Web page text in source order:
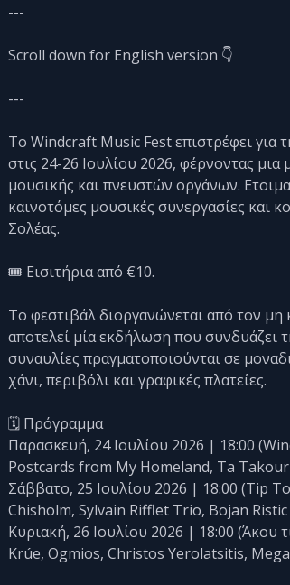
---
Scroll down for English version 👇
---
Το Windcraft Music Fest επιστρέφει για
στις 24-26 Ιουλίου 2026, φέρνοντας
μουσικής και πνευστών οργάνων.
καινοτόμες μουσικές συνεργασίες και
Σολέας.
🎟️ Εισιτήρια από €10.
Το φεστιβάλ διοργανώνεται από τον
αποτελεί μία εκδήλωση που
συναυλίες πραγματοποιούνται σε
χάνι, περιβόλι και γραφικές πλατείες.
🗓️ Πρόγραμμα
Παρασκευή, 24 Ιουλίου 2026 | 18:00
Postcards from My Homeland, Ta
Σάββατο, 25 Ιουλίου 2026 | 18:00 (Tip
Chisholm, Sylvain Rifflet Trio, Bojan
Κυριακή, 26 Ιουλίου 2026 | 18:00 (Άκου
Krúe, Ogmios, Christos Yerolatsitis, Mega